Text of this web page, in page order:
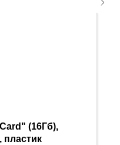
(16Гб),
пластик